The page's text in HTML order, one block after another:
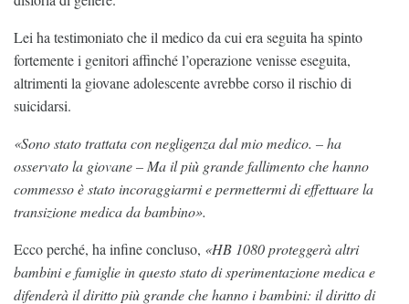
Lei ha testimoniato che il medico da cui era seguita ha spinto
fortemente i genitori affinché l’operazione venisse eseguita,
altrimenti la giovane adolescente avrebbe corso il rischio di
suicidarsi.
«Sono stato trattata con negligenza dal mio medico. – ha
osservato la giovane – Ma il più grande fallimento che hanno
commesso è stato incoraggiarmi e permettermi di effettuare la
transizione medica da bambino».
Ecco perché, ha infine concluso, «HB 1080 proteggerà altri
bambini e famiglie in questo stato di sperimentazione medica e
difenderà il diritto più grande che hanno i bambini: il diritto di